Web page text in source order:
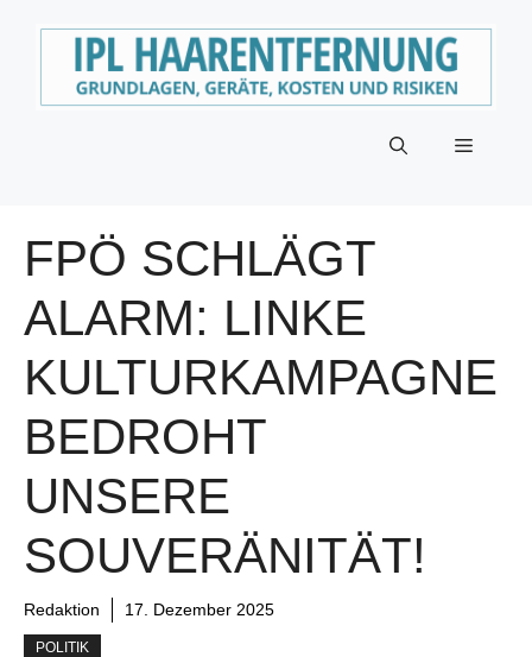
Menü
FPÖ SCHLÄGT
ALARM: LINKE
KULTURKAMPAGNE
BEDROHT
UNSERE
SOUVERÄNITÄT!
Redaktion 17. Dezember 2025
POLITIK